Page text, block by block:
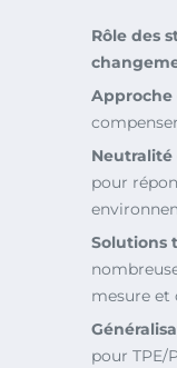
Rôle des
Approche
Neutralité
pour
Solutions
mesure et
pour TPE/